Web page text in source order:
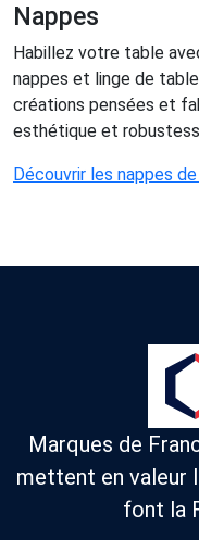
Nappes
Habillez votre table
nappes et linge de
créations pensées et
esthétique et
Découvrir les nappes
Marques de
mettent en valeur
font la